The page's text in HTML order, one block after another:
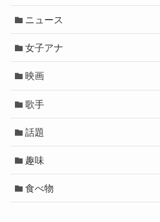
ニュース
女子アナ
映画
歌手
話題
趣味
食べ物